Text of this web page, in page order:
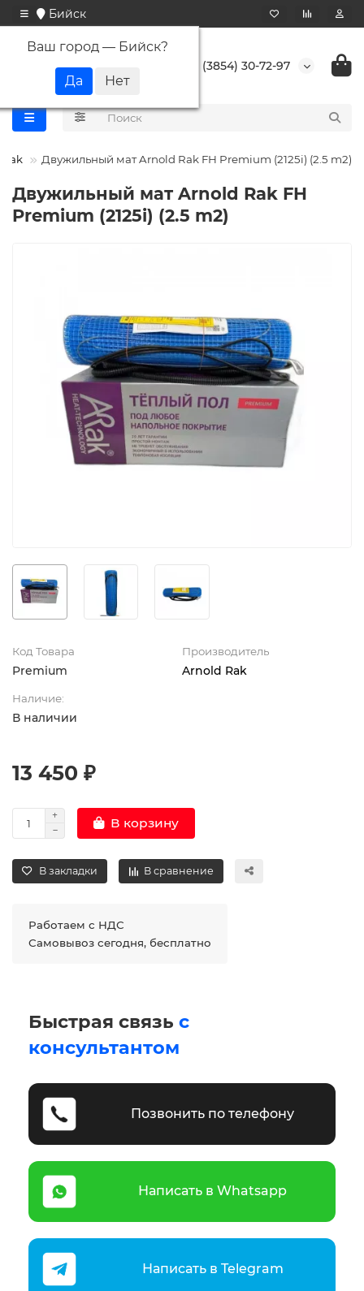
Бийск
Ваш город — Бийск?
+7 (3854) 30-72-97
Двужильный мат Arnold Rak FH Premium (2125i) (2.5 m2)
Двужильный мат Arnold Rak FH
Premium (2125i) (2.5 m2)
Код Товара
Premium
Производитель
Arnold Rak
Наличие:
В наличии
13 450 ₽
В корзину
В закладки В сравнение
Работаем с НДС
Самовывоз сегодня, бесплатно
Быстрая связь с
консультантом
Позвонить по телефону
Написать в Whatsapp
Написать в Telegram